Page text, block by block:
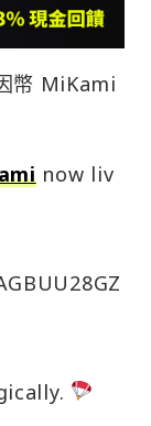
幣 MiKami
now liv